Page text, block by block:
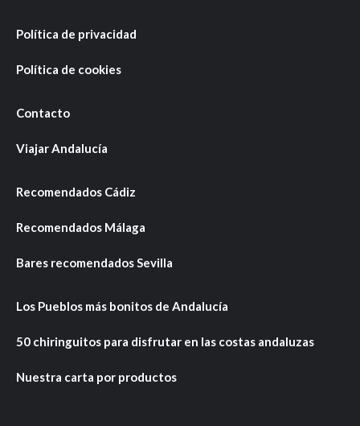
Política de privacidad
Política de cookies
Contacto
Viajar Andalucía
Recomendados Cádiz
Recomendados Málaga
Bares recomendados Sevilla
Los Pueblos más bonitos de Andalucía
50 chiringuitos para disfrutar en las costas andaluzas
Nuestra carta por productos